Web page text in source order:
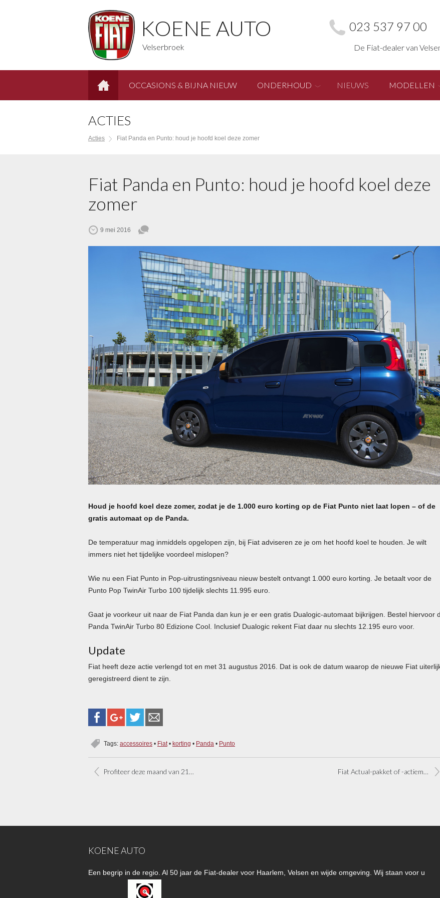
KOENE AUTO
Velserbroek
023 537 97 00
De Fiat-dealer van
OCCASIONS & BIJNA NIEUW ONDERHOUD NIEUWS MODELLEN
ACTIES
Acties Fiat Panda en Punto: houd je hoofd koel deze zomer
Fiat Panda en Punto: houd je hoofd koel deze
zomer
9 mei 2016
Houd je hoofd koel deze zomer, zodat je de 1.000 euro korting op de Fiat Punto niet laat lopen – of de
gratis automaat op de Panda.
De temperatuur mag inmiddels opgelopen zijn, bij Fiat adviseren ze je om het hoofd koel te houden. Je wilt
immers niet het tijdelijke voordeel mislopen?
Wie nu een Fiat Punto in Pop-uitrustingsniveau nieuw bestelt ontvangt 1.000 euro korting. Je betaalt voor de
Punto Pop TwinAir Turbo 100 tijdelijk slechts 11.995 euro.
Gaat je voorkeur uit naar de Fiat Panda dan kun je er een gratis Dualogic-automaat bijkrijgen. Bestel hiervoor
Panda TwinAir Turbo 80 Edizione Cool. Inclusief Dualogic rekent Fiat daar nu slechts 12.195 euro voor.
Update
Fiat heeft deze actie verlengd tot en met 31 augustus 2016. Dat is ook de datum waarop de nieuwe Fiat
geregistreerd dient te zijn.
Tags: accessoires • Fiat • korting • Panda • Punto
Profiteer deze maand van 21% BTW korting Fiat Actual-pakket of -actiemodel
KOENE AUTO
Een begrip in de regio. Al 50 jaar de Fiat-dealer voor Haarlem, Velsen en wijde omgeving. Wij staan voor u